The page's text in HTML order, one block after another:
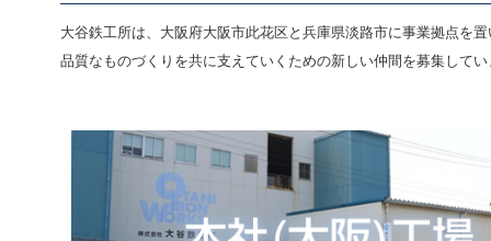
大谷鉄工所は、大阪府大阪市此花区と兵庫県淡路市に事業拠点を
品質なものづくりを共に支えていくための新しい仲間を募集してい